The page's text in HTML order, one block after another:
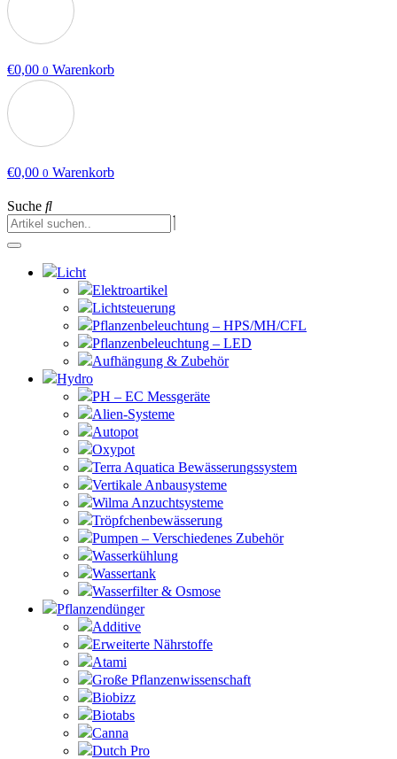
€0,00 0 Warenkorb
€0,00 0 Warenkorb
Suche
Licht
Elektroartikel
Lichtsteuerung
Pflanzenbeleuchtung – HPS/MH/CFL
Pflanzenbeleuchtung – LED
Aufhängung & Zubehör
Hydro
PH – EC Messgeräte
Alien-Systeme
Autopot
Oxypot
Terra Aquatica Bewässerungssystem
Vertikale Anbausysteme
Wilma Anzuchtsysteme
Tröpfchenbewässerung
Pumpen – Verschiedenes Zubehör
Wasserkühlung
Wassertank
Wasserfilter & Osmose
Pflanzendünger
Additive
Erweiterte Nährstoffe
Atami
Große Pflanzenwissenschaft
Biobizz
Biotabs
Canna
Dutch Pro